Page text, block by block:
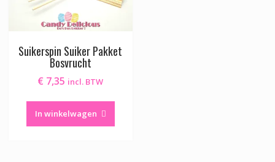
Suikerspin Suiker Pakket
Bosvrucht
€ 7,35 incl. BTW
In winkelwagen